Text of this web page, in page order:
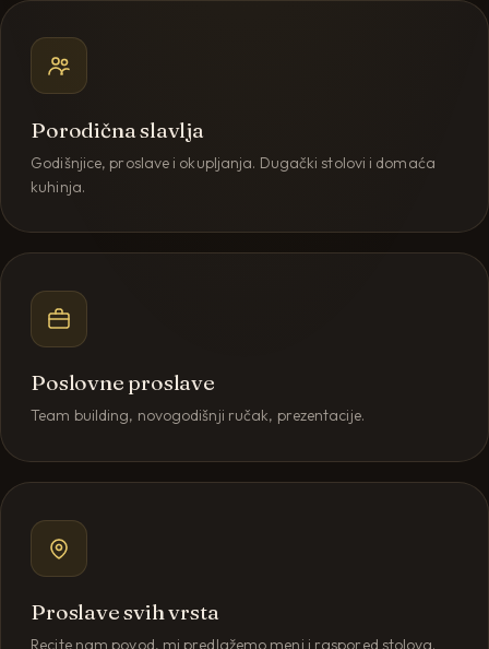
Porodična slavlja
Godišnjice, proslave i okupljanja. Dugački stolovi i domaća
kuhinja.
Poslovne proslave
Team building, novogodišnji ručak, prezentacije.
Proslave svih vrsta
Recite nam povod, mi predlažemo meni i raspored stolova.